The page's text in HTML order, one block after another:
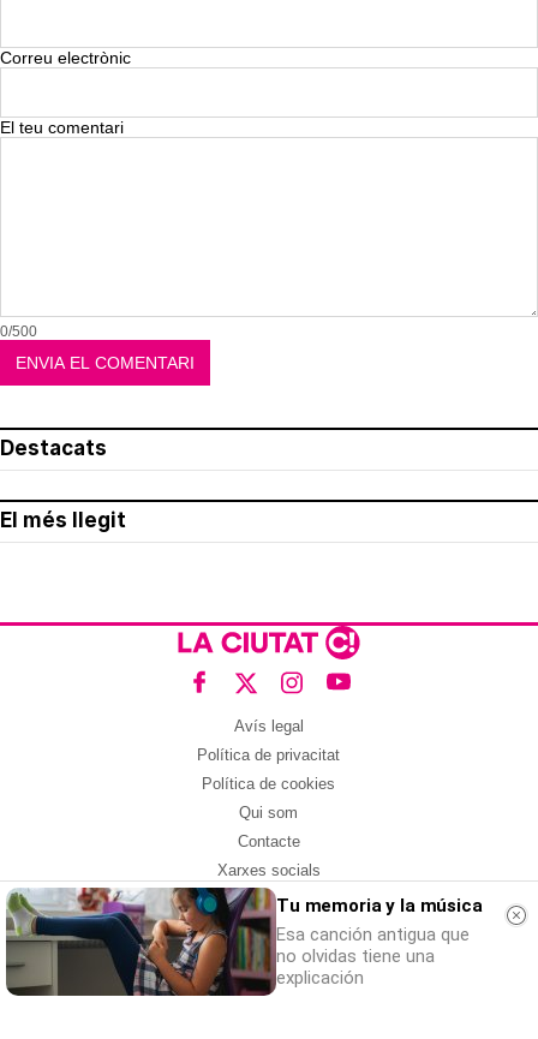
Correu electrònic
El teu comentari
0/500
Destacats
El més llegit
Avís legal
Política de privacitat
Política de cookies
Qui som
Contacte
Xarxes socials
Amb col·laboració de:Tu memoria y la música
Esa canción antigua que
no olvidas tiene una
explicación